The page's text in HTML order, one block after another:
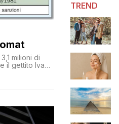
milioni di
il gettito Iva
TREND